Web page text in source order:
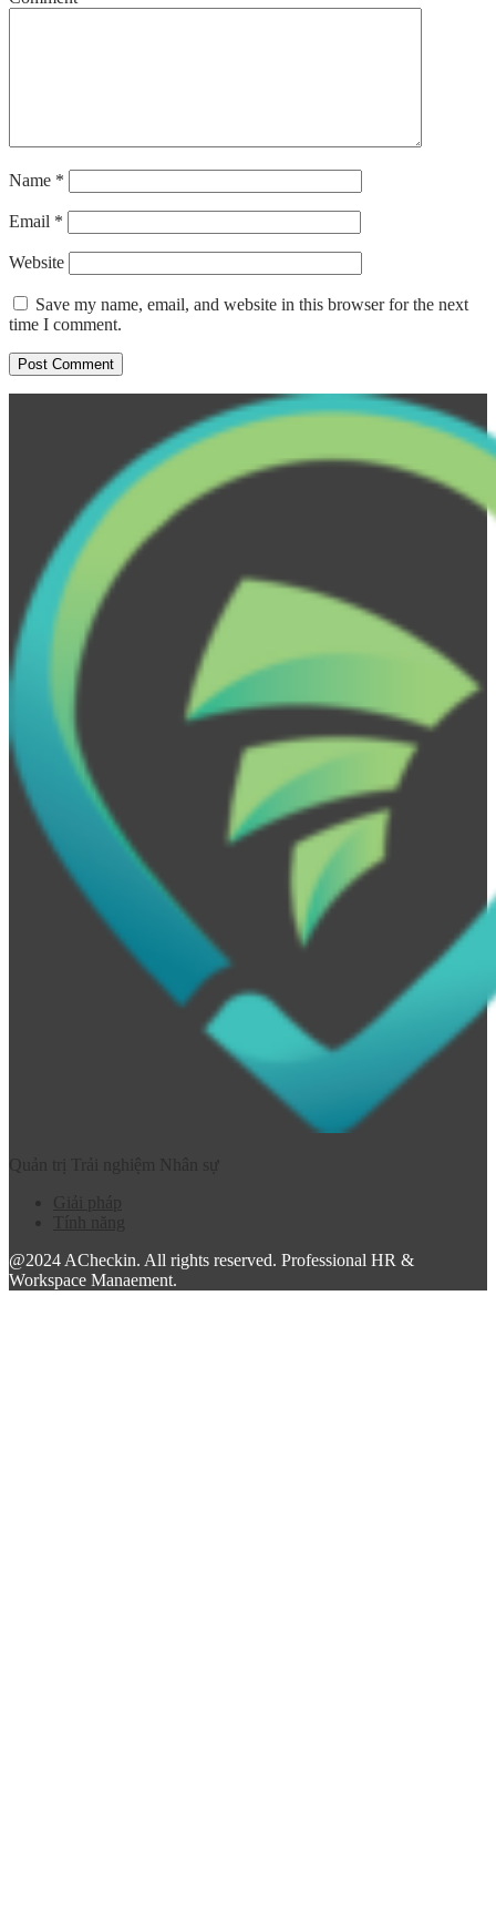
Name *
Email *
Website
Save my name, email, and website in this browser for the next
time I comment.
@2024 ACheckin. All rights reserved. Professional HR &
Workspace Manaement.